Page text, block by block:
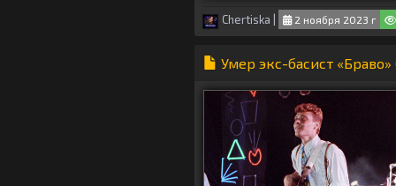
Chertiska 2 ноября 2023 г
Умер экс-басист